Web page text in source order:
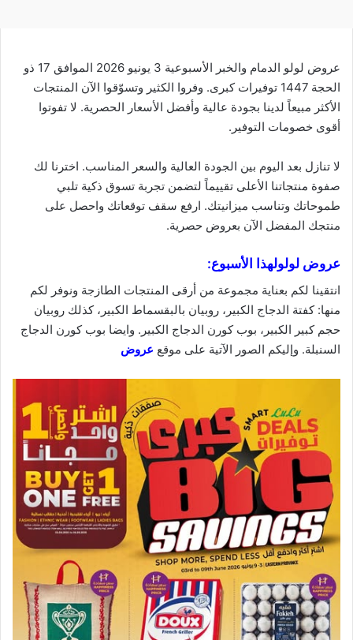
عروض لولو الدمام والخبر الأسبوعية 3 يونيو 2026 الموافق 17 ذو
الحجة 1447 توفيرات كبرى. وفروا الكثير وتسوّقوا الآن المنتجات
الأكثر مبيعاً لدينا بجودة عالية وأفضل الأسعار الحصرية. لا تفوتوا
أقوى خصومات التوفير.
لا تنازل بعد اليوم بين الجودة العالية والسعر المناسب. اخترنا لك
صفوة منتجاتنا الأعلى تقييماً لتضمن تجربة تسوق ذكية تلبي
طموحاتك وتناسب ميزانيتك. ارفع سقف توقعاتك واحصل على
منتجك المفضل الآن بعروض حصرية.
عروض لولولهذا الأسبوع:
انتقينا لكم بعناية مجموعة من أرقى المنتجات الطازجة ونوفر لكم
منها: كفتة الدجاج الكبير، روبيان بالبقسماط الكبير، كذلك روبيان
حجم كبير الكبير، بوب كورن الدجاج الكبير. وايضا بوب كورن الدجاج
السنبلة. وإليكم الصور الآتية على موقع عروض